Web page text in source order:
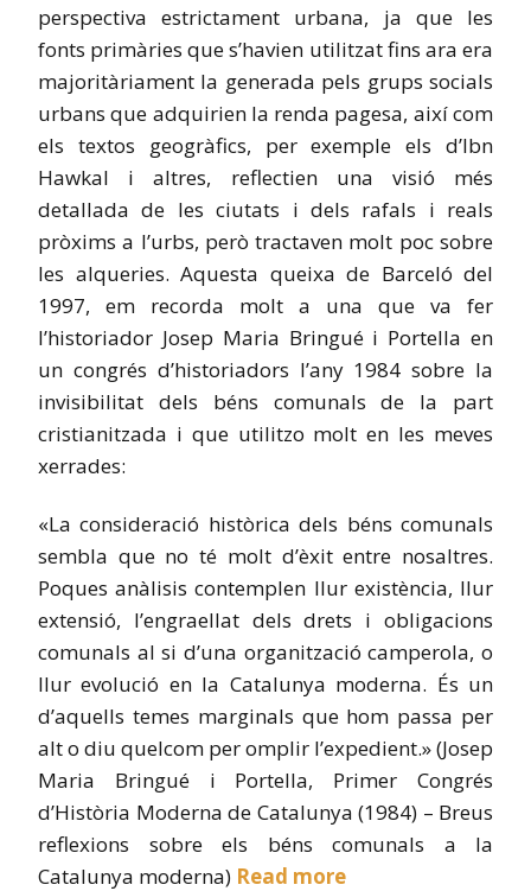
perspectiva estrictament urbana, ja que les
fonts primàries que s’havien utilitzat fins ara era
majoritàriament la generada pels grups socials
urbans que adquirien la renda pagesa, així com
els textos geogràfics, per exemple els d’Ibn
Hawkal i altres, reflectien una visió més
detallada de les ciutats i dels rafals i reals
pròxims a l’urbs, però tractaven molt poc sobre
les alqueries. Aquesta queixa de Barceló del
1997, em recorda molt a una que va fer
l’historiador Josep Maria Bringué i Portella en
un congrés d’historiadors l’any 1984 sobre la
invisibilitat dels béns comunals de la part
cristianitzada i que utilitzo molt en les meves
xerrades:
«La consideració històrica dels béns comunals
sembla que no té molt d’èxit entre nosaltres.
Poques anàlisis contemplen llur existència, llur
extensió, l’engraellat dels drets i obligacions
comunals al si d’una organització camperola, o
llur evolució en la Catalunya moderna. És un
d’aquells temes marginals que hom passa per
alt o diu quelcom per omplir l’expedient.» (Josep
Maria Bringué i Portella, Primer Congrés
d’Història Moderna de Catalunya (1984) – Breus
reflexions sobre els béns comunals a la
Catalunya moderna) Read more